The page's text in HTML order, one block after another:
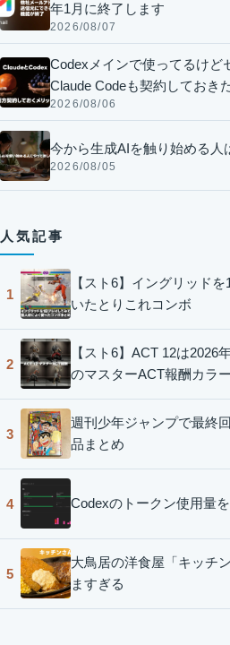
年1月に終了します
2026/08/07
Codexメインで使ってるけど
Claude Codeも契約しておき
2026/08/06
今から生成AIを触り始める人
2026/08/05
人気記事
1
【スト6】イングリッド
いたとりこれコンボ
2
【スト6】ACT 12は2026
のマスターACT報酬カラ
3
週刊少年ジャンプで最終
品まとめ
4 Codexのトークン使用量
5
大鳥居の洋食屋「キッチ
ますぎる